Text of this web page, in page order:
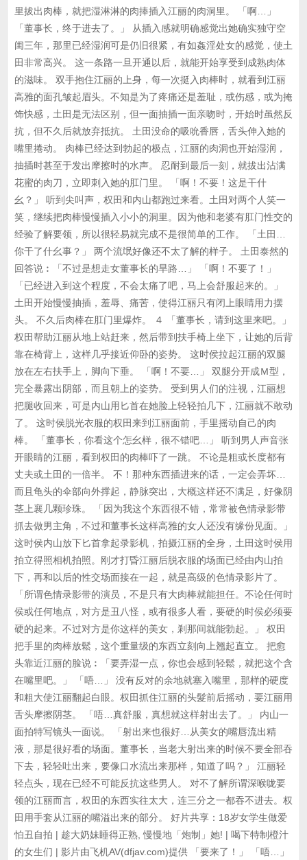
里拔出肉棒，就把湿淋淋的肉捧插入江丽的肉洞里。 「啊…」
「董事长，终于进去了。」 从插入感就明确感觉出她确实独守空
闺三年，那里已经湿润可是仍旧很紧，有如姦淫处女的感觉，使土
田非常高兴。 这一条路一旦开通以后，就能开始享受到成熟肉体
的滋味。 双手抱住江丽的上身，每一次挺入肉棒时，就看到江丽
高雅的面孔皱起眉头。不知是为了疼痛还是羞耻，或伤感，或为掩
饰快感，土田是无法区别，但一面抽插一面亲吻时，开始时虽然反
抗，但不久后就放弃抵抗。 土田没命的吸吮香唇，舌头伸入她的
嘴里捲动。 肉棒已经达到勃起的极点，江丽的肉洞也开始湿润，
抽插时甚至于发出摩擦时的水声。 忍耐到最后一刻，就拔出沾满
花蜜的肉刀，立即刺入她的肛门里。 「啊！不要！这是干什
幺？」 听到尖叫声，权田和内山都跑过来看。土田对两个人笑一
笑，继续把肉棒慢慢插入小小的洞里。因为他和老婆有肛门性交的
经验了解要领，所以很轻易就完成不是很简单的工作。 「土田…
你干了什幺事？」 两个流氓好像还不太了解的样子。 土田泰然的
回答说︰「不过是想走女董事长的旱路…」 「啊！不要了！」
「已经进入到这个程度，不会太痛了吧，马上会舒服起来的。」
土田开始慢慢抽插，羞辱、痛苦，使得江丽只有闭上眼睛用力摆
头。 不久后肉棒在肛门里爆炸。 ４ 「董事长，请到这里来吧。」
权田帮助江丽从地上站赶来，然后带到扶手椅上坐下，让她的后背
靠在椅背上，这样几乎接近仰卧的姿势。 这时侯拉起江丽的双腿
放在左右扶手上，脚向下垂。 「啊！不要…」 双腿分开成Ｍ型，
完全暴露出阴部，而且朝上的姿势。 受到男人们的注视，江丽想
把腿收回来，可是内山用匕首在她脸上轻轻拍几下，江丽就不敢动
了。 这时侯脱光衣服的权田来到江丽面前，手里摇动自己的肉
棒。 「董事长，你看这个怎幺样，很不错吧…」 听到男人声音张
开眼睛的江丽，看到权田的肉棒吓了一跳。 不论是粗或长度都有
丈夫或土田的一倍半。 不！那种东西插进来的话，一定会弄坏…
而且龟头的伞部向外撑起，静脉突出，大概这样还不满足，好像阴
茎上襄几颗珍珠。 「因为我这个东西很不错，常常被色情录影带
抓去做男主角，不过和董事长这样高雅的女人还没有缘份见面。」
这时侯内山放下匕首拿起录影机，拍摄江丽的全身，土田这时侯用
拍立得照相机拍照。刚才打昏江丽后脱衣服的场面已经由内山拍
下，再和以后的性交场面接在一起，就是高级的色情录影片了。
「所谓色情录影带的演员，不是只有大肉棒就能担任。不论任何时
侯或任何地点，对方是丑八怪，或有很多人看，要硬的时侯必须要
硬的起来。不过对方是你这样的美女，剎那间就能勃起。」 权田
把手里的肉棒放鬆，这个重量级的东西立刻向上翘起直立。 把愈
头靠近江丽的脸说︰「要弄湿一点，你也会感到轻鬆，就把这个含
在嘴里吧。」 「唔…」 没有反对的余地就塞入嘴里，那样的硬度
和粗大使江丽翻起白眼。权田抓住江丽的头髮前后摇动，要江丽用
舌头摩擦阴茎。 「唔…真舒服，真想就这样射出去了。」 内山一
面拍特写镜头一面说。 「射出来也很好…从美女的嘴唇流出精
液，那是很好看的场面。董事长，当老大射出来的时候不要全部吞
下去，轻轻吐出来，要像口水流出来那样，知道了吗？」 江丽轻
轻点头，现在已经不可能反抗这些男人。 对不了解所谓深喉咙要
领的江丽而言，权田的东西实往太大，连三分之一都吞不进去。权
田用手套从江丽的嘴溢出来的部分。 好片共享：18岁女学生做爱
怕丑自拍 | 趁大奶妹睡得正熟, 慢慢地「炮制」她! | 喝下特制橙汁
的女生们 | 影片由飞机AV(dfjav.com)提供 「要来了！」 「唔…」